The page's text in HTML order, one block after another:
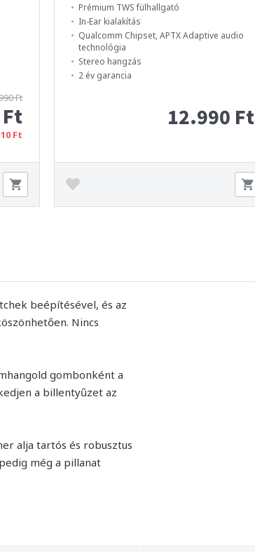
Ft
Ft
Prémium TWS fülhallgató
In-Ear kialakítás
Qualcomm Chipset, APTX Adaptive audio
technológia
Stereo hangzás
2 év garancia
12.990 Ft
beépítésével, és az
Nincs
gombonként a
a billentyűzet az
alja tartós és robusztus
még a pillanat